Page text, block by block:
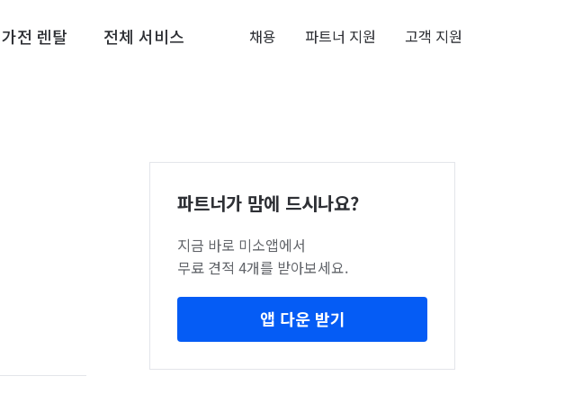
가전 렌탈 전체 서비스 채용 파트너 지원 고객 지원
파트너가 맘에 드시나요?
지금 바로 미소앱에서
무료 견적 4개를 받아보세요.
앱 다운 받기